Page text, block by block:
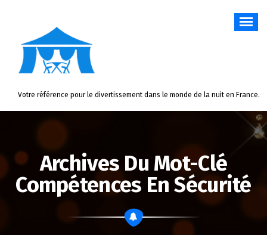
Votre référence pour le divertissement dans le monde de la nuit en France.
Archives Du Mot-Clé
Compétences En Sécurité